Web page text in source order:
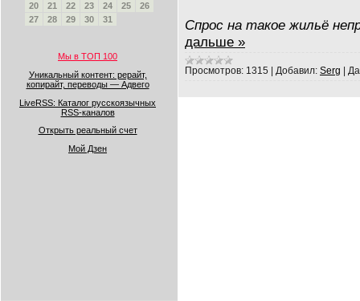
20
21 22 23 24 25
26
27
28 29 30 31
Мы в ТОП 100
Уникальный контент: рерайт,
копирайт, переводы — Адвего
LiveRSS: Каталог русскоязычных
RSS-каналов
Открыть реальный счет
Мой Дзен
Спрос на такое жильё
дальше »
Просмотров: 1315 | Добавил: Serg |